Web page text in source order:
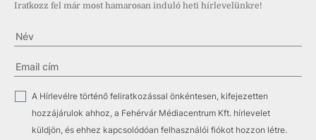
Iratkozz fel már most hamarosan induló heti hírlevelünkre!
A Hírlevélre történő feliratkozással önkéntesen, kifejezetten
hozzájárulok ahhoz, a Fehérvár Médiacentrum Kft. hírlevelet
küldjön, és ehhez kapcsolódóan felhasználói fiókot hozzon létre.